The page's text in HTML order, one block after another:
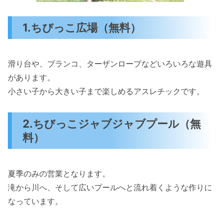
1.ちびっこ広場（無料）
滑り台や、ブランコ、ターザンロープなどいろいろな遊具
があります。
小さい子から大きい子まで楽しめるアスレチックです。
2.ちびっこジャブジャブプール（無
料）
夏季のみの営業となります。
滝から川へ、そして広いプールへと流れ着くような作りに
なっています。